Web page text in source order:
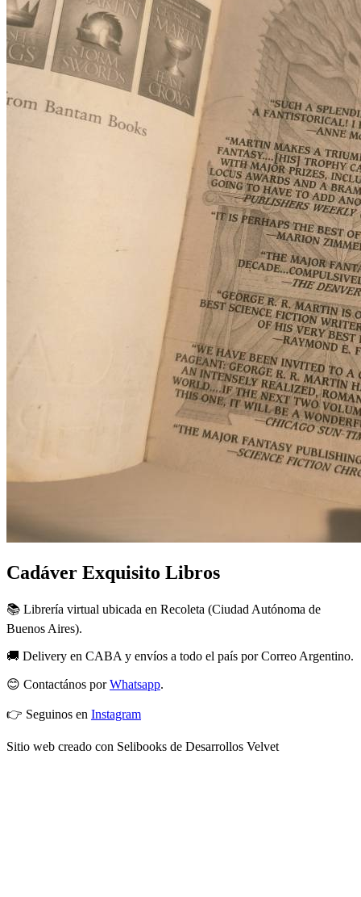
Cadáver Exquisito Libros
📚 Librería virtual ubicada en Recoleta (Ciudad Autónoma de
Buenos Aires).
🚚 Delivery en CABA y envíos a todo el país por Correo Argentino.
😊 Contactános porWhatsapp.
👉 Seguinos en Instagram
Sitio web creado con Selibooks de Desarrollos Velvet